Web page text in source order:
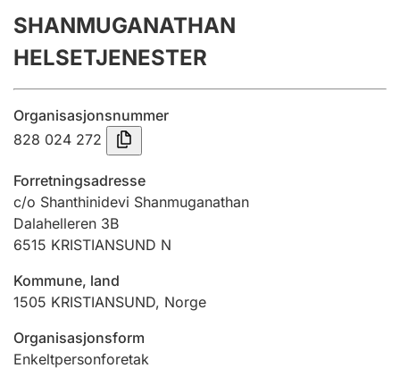
Årsrekneskap
Innsending og forseinkingsgebyr
Tinglysing
Jeger
Betaling og jegeravgiftskort
Ektepaktrettleiaren
Andre tema
SHANMUGANATHAN
HELSETJENESTER
Organisasjonsnummer
828 024 272
Forretningsadresse
c/o Shanthinidevi Shanmuganathan
Dalahelleren 3B
6515 KRISTIANSUND N
Kommune, land
1505 KRISTIANSUND, Norge
Organisasjonsform
Enkeltpersonforetak